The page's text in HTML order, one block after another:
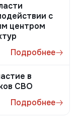
с
центром
Подробнее
в
СВО
Подробнее